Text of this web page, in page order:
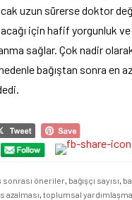
uzun sürerse doktor
için hafif yorgunluk
sağlar. Çok nadir
bağıştan sonra en
sonrası öneriler bağışçı sayısı
azalması toplumsal yardımlaşma